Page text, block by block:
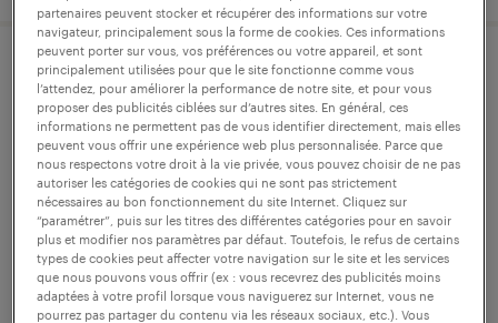
aide soignant (f/h)
dijon, côte-d'or
intérim
14,23 € - 22,30 € par heure
publié le 16 juin 2026
partenaires peuvent stocker et récupérer des informations sur votre
navigateur, principalement sous la forme de cookies. Ces informations
peuvent porter sur vous, vos préférences ou votre appareil, et sont
principalement utilisées pour que le site fonctionne comme vous
l’attendez, pour améliorer la performance de notre site, et pour vous
proposer des publicités ciblées sur d’autres sites. En général, ces
informations ne permettent pas de vous identifier directement, mais elles
peuvent vous offrir une expérience web plus personnalisée. Parce que
nous respectons votre droit à la vie privée, vous pouvez choisir de ne pas
autoriser les catégories de cookies qui ne sont pas strictement
nécessaires au bon fonctionnement du site Internet. Cliquez sur
“paramétrer”, puis sur les titres des différentes catégories pour en savoir
plus et modifier nos paramètres par défaut. Toutefois, le refus de certains
types de cookies peut affecter votre navigation sur le site et les services
que nous pouvons vous offrir (ex : vous recevrez des publicités moins
adaptées à votre profil lorsque vous naviguerez sur Internet, vous ne
pourrez pas partager du contenu via les réseaux sociaux, etc.). Vous